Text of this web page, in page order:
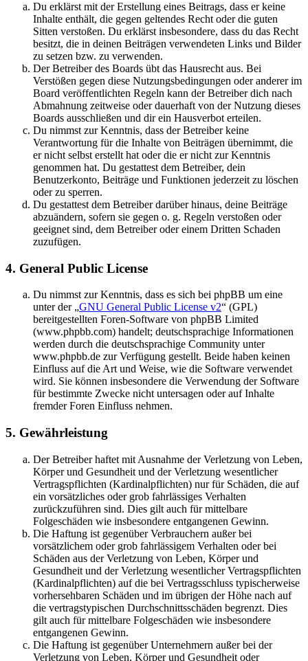
Du erklärst mit der Erstellung eines Beitrags, dass er keine
Inhalte enthält, die gegen geltendes Recht oder die guten
Sitten verstoßen. Du erklärst insbesondere, dass du das Recht
besitzt, die in deinen Beiträgen verwendeten Links und Bilder
zu setzen bzw. zu verwenden.
Der Betreiber des Boards übt das Hausrecht aus. Bei
Verstößen gegen diese Nutzungsbedingungen oder anderer im
Board veröffentlichten Regeln kann der Betreiber dich nach
Abmahnung zeitweise oder dauerhaft von der Nutzung dieses
Boards ausschließen und dir ein Hausverbot erteilen.
Du nimmst zur Kenntnis, dass der Betreiber keine
Verantwortung für die Inhalte von Beiträgen übernimmt, die
er nicht selbst erstellt hat oder die er nicht zur Kenntnis
genommen hat. Du gestattest dem Betreiber, dein
Benutzerkonto, Beiträge und Funktionen jederzeit zu löschen
oder zu sperren.
Du gestattest dem Betreiber darüber hinaus, deine Beiträge
abzuändern, sofern sie gegen o. g. Regeln verstoßen oder
geeignet sind, dem Betreiber oder einem Dritten Schaden
zuzufügen.
4. General Public License
Du nimmst zur Kenntnis, dass es sich bei phpBB um eine
unter der „GNU General Public License v2“ (GPL)
bereitgestellten Foren-Software von phpBB Limited
(www.phpbb.com) handelt; deutschsprachige Informationen
werden durch die deutschsprachige Community unter
www.phpbb.de zur Verfügung gestellt. Beide haben keinen
Einfluss auf die Art und Weise, wie die Software verwendet
wird. Sie können insbesondere die Verwendung der Software
für bestimmte Zwecke nicht untersagen oder auf Inhalte
fremder Foren Einfluss nehmen.
5. Gewährleistung
Der Betreiber haftet mit Ausnahme der Verletzung von Leben,
Körper und Gesundheit und der Verletzung wesentlicher
Vertragspflichten (Kardinalpflichten) nur für Schäden, die auf
ein vorsätzliches oder grob fahrlässiges Verhalten
zurückzuführen sind. Dies gilt auch für mittelbare
Folgeschäden wie insbesondere entgangenen Gewinn.
Die Haftung ist gegenüber Verbrauchern außer bei
vorsätzlichem oder grob fahrlässigem Verhalten oder bei
Schäden aus der Verletzung von Leben, Körper und
Gesundheit und der Verletzung wesentlicher Vertragspflichten
(Kardinalpflichten) auf die bei Vertragsschluss typischerweise
vorhersehbaren Schäden und im übrigen der Höhe nach auf
die vertragstypischen Durchschnittsschäden begrenzt. Dies
gilt auch für mittelbare Folgeschäden wie insbesondere
entgangenen Gewinn.
Die Haftung ist gegenüber Unternehmern außer bei der
Verletzung von Leben, Körper und Gesundheit oder